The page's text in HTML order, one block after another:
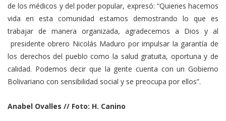
de los médicos y del poder popular, expresó: “Quienes hacemos
vida en esta comunidad estamos demostrando lo que es
trabajar de manera organizada, agradecemos a Dios y al
presidente obrero Nicolás Maduro por impulsar la garantía de
los derechos del pueblo como la salud gratuita, oportuna y de
calidad. Podemos decir que la gente cuenta con un Gobierno
Bolivariano con sensibilidad social y se preocupa por ellos”.
Anabel Ovalles // Foto: H. Canino